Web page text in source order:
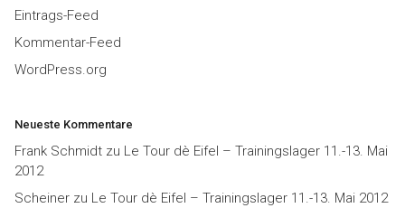
Eintrags-Feed
Kommentar-Feed
WordPress.org
Neueste Kommentare
Frank Schmidt zu Le Tour dè Eifel – Trainingslager 11.-13. Mai
2012
Scheiner zu Le Tour dè Eifel – Trainingslager 11.-13. Mai 2012